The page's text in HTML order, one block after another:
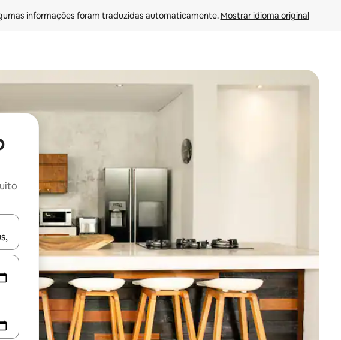
informações foram traduzidas automaticamente. Mostrar idioma original
os usando as seta para cima e para baixo do teclado ou tocando e deslizando o